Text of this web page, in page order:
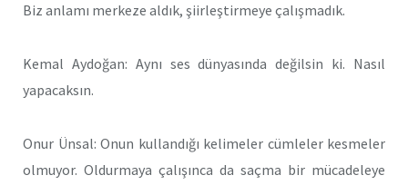
Biz anlamı merkeze aldık, şiirleştirmeye çalışmadık.
Kemal Aydoğan: Aynı ses dünyasında değilsin ki. Nasıl
yapacaksın.
Onur Ünsal: Onun kullandığı kelimeler cümleler kesmeler
olmuyor. Oldurmaya çalışınca da saçma bir mücadeleye